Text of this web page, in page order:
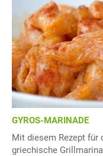
GYROS-MARINADE
Mit diesem Rezept für
griechische